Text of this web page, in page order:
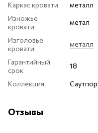
Каркас кровати
металл
Изножье
кровати
метал
Изголовье
кровати
металл
Гарантийный
срок
18
Коллекция
Отзывы